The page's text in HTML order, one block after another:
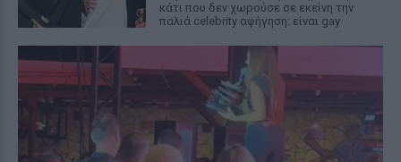
κάτι που δεν χωρούσε σε εκείνη την
παλιά celebrity αφήγηση: είναι gay